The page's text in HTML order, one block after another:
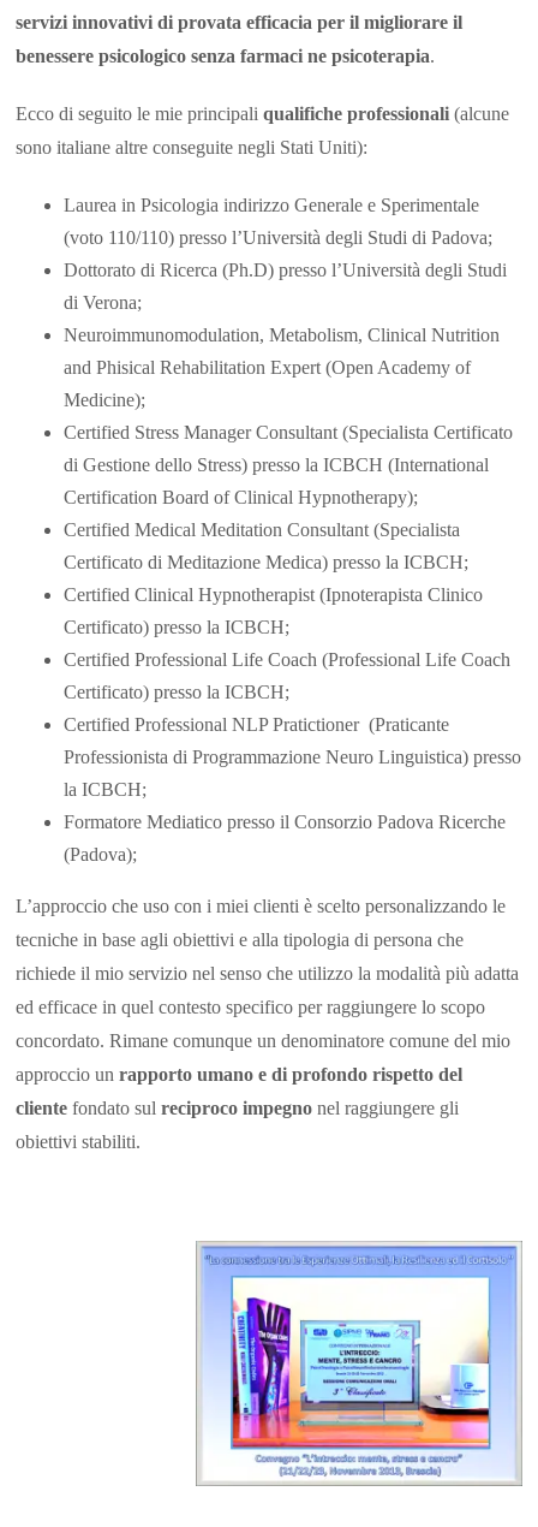
servizi innovativi di provata efficacia per il migliorare il
benessere psicologico senza farmaci ne psicoterapia.
Ecco di seguito le mie principaliqualifiche professionali (alcune
sono italiane altre conseguite negli Stati Uniti):
Laurea in Psicologia indirizzo Generale e Sperimentale
(voto 110/110) presso l’Università degli Studi di Padova;
Dottorato di Ricerca (Ph.D) presso l’Università degli Studi
di Verona;
Neuroimmunomodulation, Metabolism, Clinical Nutrition
and Phisical Rehabilitation Expert (Open Academy of
Medicine);
Certified Stress Manager Consultant (Specialista Certificato
di Gestione dello Stress) presso la ICBCH (International
Certification Board of Clinical Hypnotherapy);
Certified Medical Meditation Consultant (Specialista
Certificato di Meditazione Medica) presso la ICBCH;
Certified Clinical Hypnotherapist (Ipnoterapista Clinico
Certificato) presso la ICBCH;
Certified Professional Life Coach (Professional Life Coach
Certificato) presso la ICBCH;
Certified Professional NLP Pratictioner (Praticante
Professionista di Programmazione Neuro Linguistica) presso
la ICBCH;
Formatore Mediatico presso il Consorzio Padova Ricerche
(Padova);
L’approccio che uso con i miei clienti è scelto personalizzando le
tecniche in base agli obiettivi e alla tipologia di persona che
richiede il mio servizio nel senso che utilizzo la modalità più adatta
ed efficace in quel contesto specifico per raggiungere lo scopo
concordato. Rimane comunque un denominatore comune del mio
approccio un rapporto umano e di profondo rispetto del
cliente fondato sulreciproco impegnonel raggiungere gli
obiettivi stabiliti.